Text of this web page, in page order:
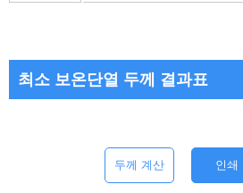
최소 보온단열 두께 결과표
두께 계산 인쇄